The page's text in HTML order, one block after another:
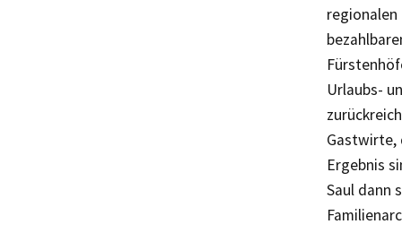
Urlaubs-
Gastwirte,
Ergebnis
Saul dann